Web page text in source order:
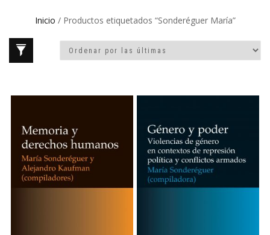
Inicio / Productos etiquetados “Sonderéguer María”